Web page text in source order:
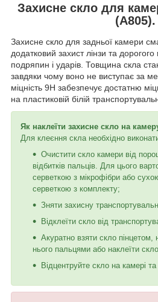
Захисне скло для
(A805).
Захисне скло для задньої камери
додатковий захист лінзи та
подряпин і ударів. Товщина скла
завдяки чому воно не виступає за
міцність 9H забезпечує достатню
на пластиковій білій
Як наклеїти захисне скло на
Для клеєння скла необхідно виконати
Очистити скло камери від
відбитків пальців. Для цього
серветкою з мікрофібри або
серветкою з комплекту;
Зняти захисну
Відклеїти скло від
Акуратно взяти скло
нього пальцями або наклеїти
Відцентруйте скло на камері